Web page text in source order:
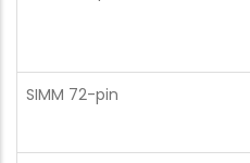
SIMM 72-pin